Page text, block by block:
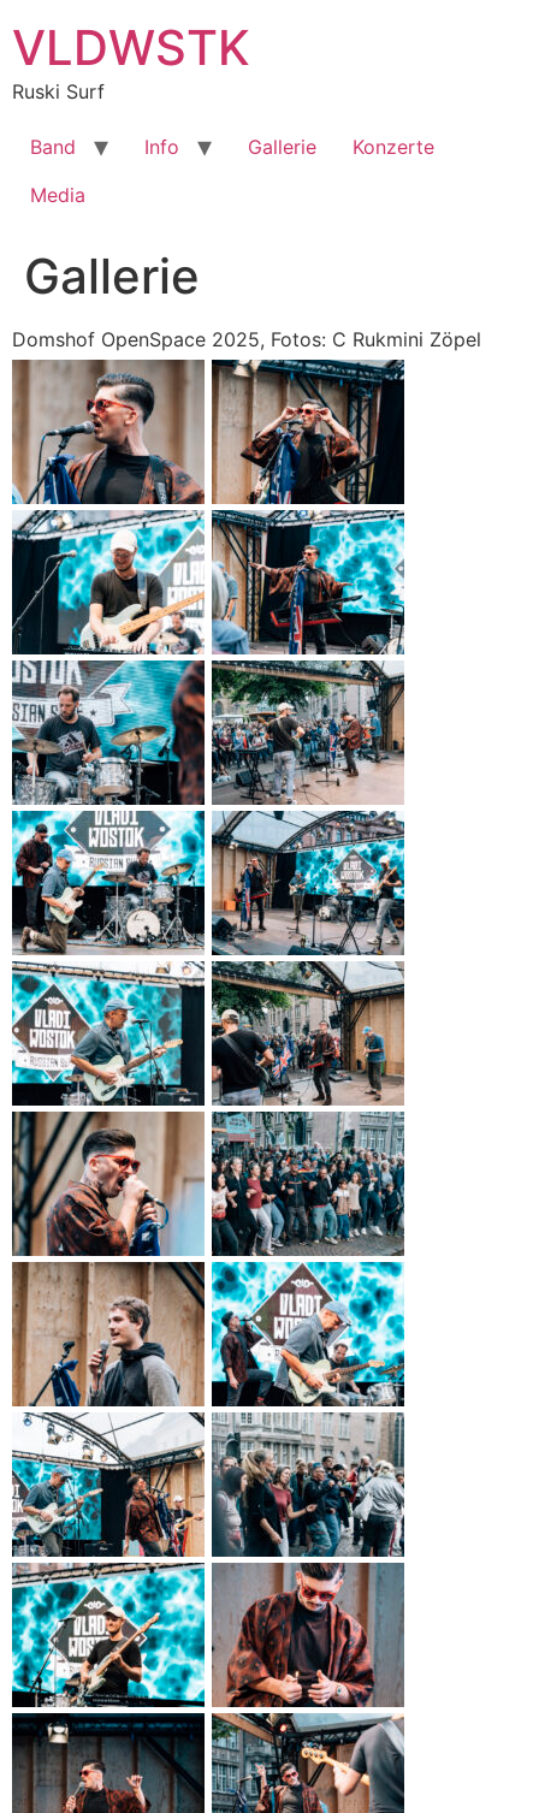
Inhalt
springen
VLDWSTK
Ruski Surf
Band Info Gallerie
Konzerte
Media
Gallerie
Domshof OpenSpace 2025, Fotos: C Rukmini Zöpel